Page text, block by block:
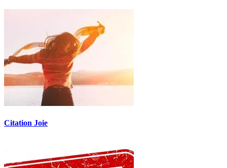
Citation Joie